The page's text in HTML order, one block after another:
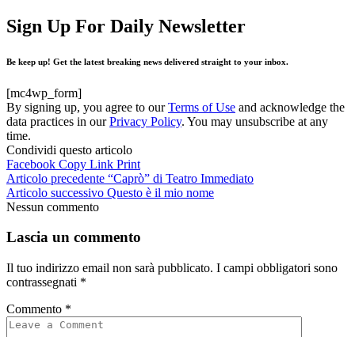
Sign Up For Daily Newsletter
Be keep up! Get the latest breaking news delivered straight to your inbox.
[mc4wp_form]
By signing up, you agree to ourTerms of Use and acknowledge the
data practices in ourPrivacy Policy. You may unsubscribe at any
time.
Condividi questo articolo
Facebook Copy Link Print
Articolo precedente “Caprò” di Teatro Immediato
Articolo successivo Questo è il mio nome
Nessun commento
Lascia un commento
Il tuo indirizzo email non sarà pubblicato. I campi obbligatori sono
contrassegnati *
Commento *